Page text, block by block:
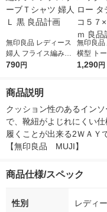
無印良品 レディース
婦人 フライス編みフ
レンチスリーブＴシャ
790円
無印良品
横型 ト
イトイエ
1,290円
商品説明
クッション性のあるイン
で、靴紐がよじれにくい
履くことが出来る2ＷＡＹ
【無印良品　MUJI】
商品仕様/スペック
性別 レディ